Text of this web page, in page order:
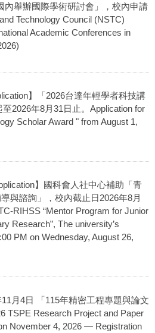
內舉辦國際學術研討會」，校內申請
Technology Council (NSTC)
Academic Conferences in
】「2026台達年輕學者科技講
2026年8月31日止。Application for
Scholar Award " from August 1,
】國科會人社中心補助「青
與諮詢」，校內截止日2026年8月
RIHSS “Mentor Program for Junior
Research”, The university’s
PM on Wednesday, August 26,
11月4日 「115年精密工程專題與論文
TSPE Research Project and Paper
November 4, 2026 — Registration